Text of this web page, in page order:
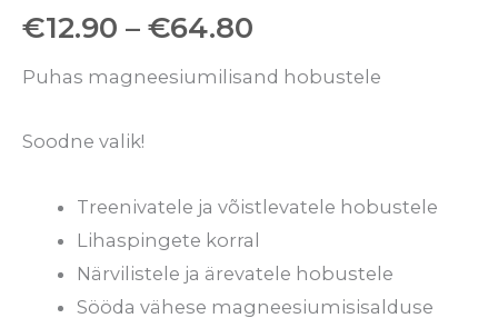
€12.90 – €64.80
Puhas magneesiumilisand hobustele
Soodne valik!
Treenivatele ja võistlevatele hobustele
Lihaspingete korral
Närvilistele ja ärevatele hobustele
Sööda vähese magneesiumisisalduse